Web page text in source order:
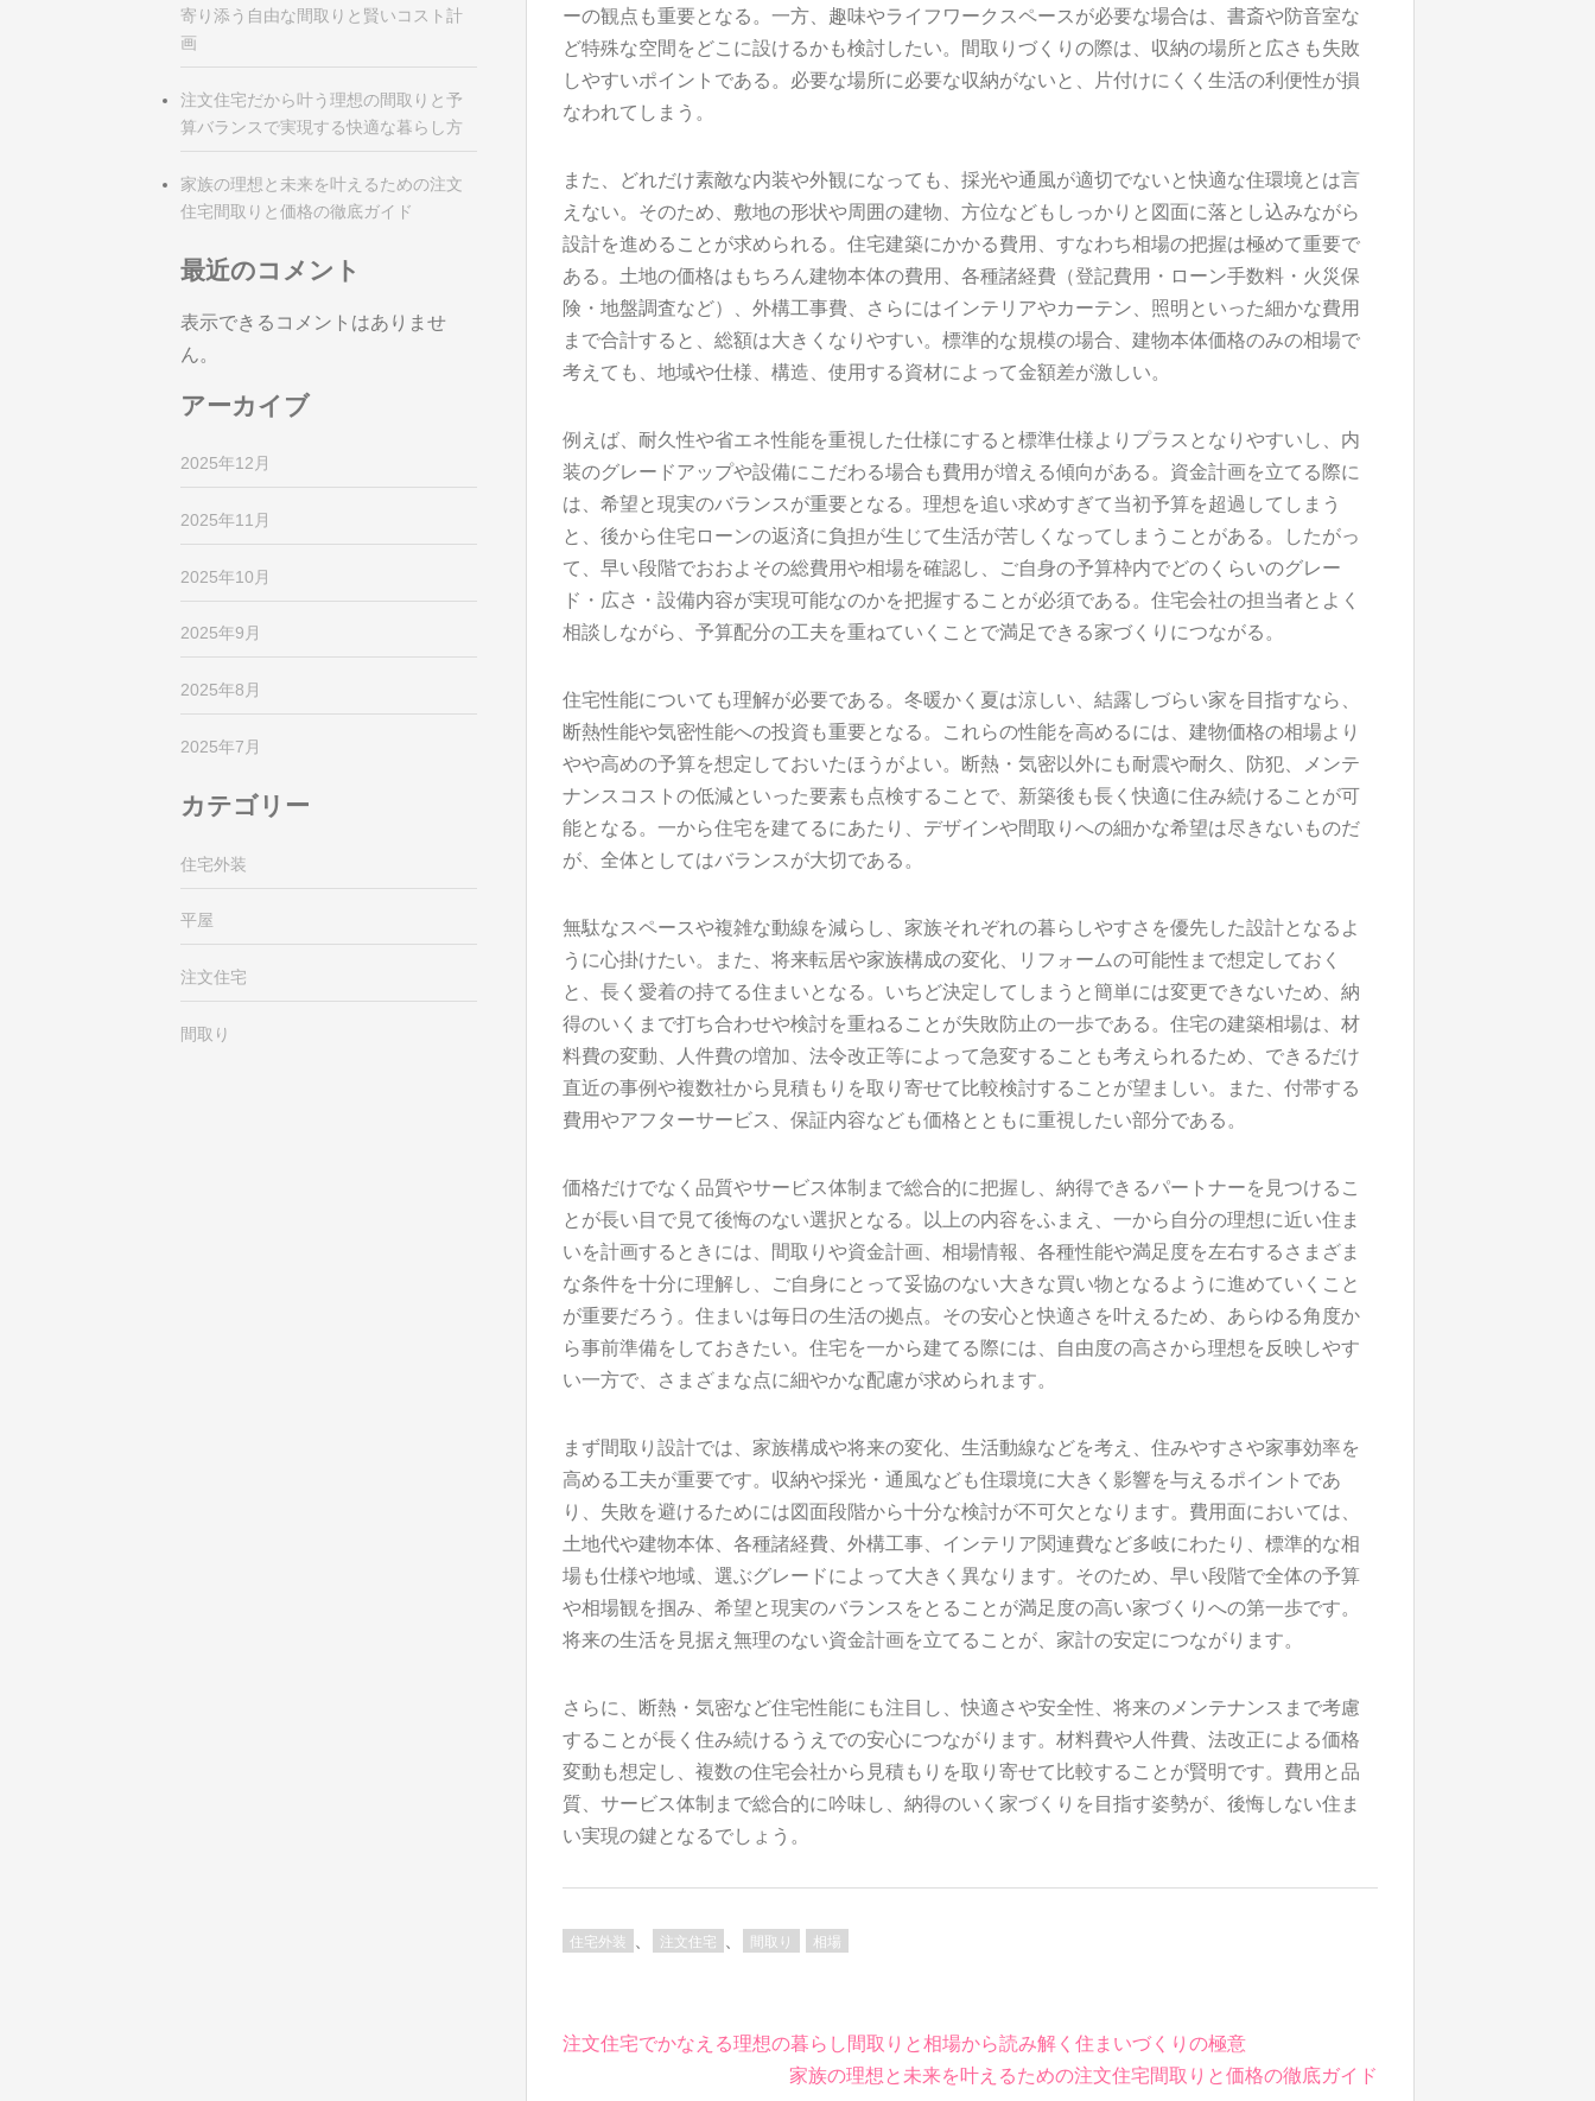
ーの観点も重要となる。一方、趣味やライフワークスペースが必要な場合は、書斎や防音室な
ど特殊な空間をどこに設けるかも検討したい。間取りづくりの際は、収納の場所と広さも失敗
しやすいポイントである。必要な場所に必要な収納がないと、片付けにくく生活の利便性が損
なわれてしまう。
また、どれだけ素敵な内装や外観になっても、採光や通風が適切でないと快適な住環境とは言
えない。そのため、敷地の形状や周囲の建物、方位などもしっかりと図面に落とし込みながら
設計を進めることが求められる。住宅建築にかかる費用、すなわち相場の把握は極めて重要で
ある。土地の価格はもちろん建物本体の費用、各種諸経費（登記費用・ローン手数料・火災保
険・地盤調査など）、外構工事費、さらにはインテリアやカーテン、照明といった細かな費用
まで合計すると、総額は大きくなりやすい。標準的な規模の場合、建物本体価格のみの相場で
考えても、地域や仕様、構造、使用する資材によって金額差が激しい。
例えば、耐久性や省エネ性能を重視した仕様にすると標準仕様よりプラスとなりやすいし、内
装のグレードアップや設備にこだわる場合も費用が増える傾向がある。資金計画を立てる際に
は、希望と現実のバランスが重要となる。理想を追い求めすぎて当初予算を超過してしまう
と、後から住宅ローンの返済に負担が生じて生活が苦しくなってしまうことがある。したがっ
て、早い段階でおおよその総費用や相場を確認し、ご自身の予算枠内でどのくらいのグレー
ド・広さ・設備内容が実現可能なのかを把握することが必須である。住宅会社の担当者とよく
相談しながら、予算配分の工夫を重ねていくことで満足できる家づくりにつながる。
住宅性能についても理解が必要である。冬暖かく夏は涼しい、結露しづらい家を目指すなら、
断熱性能や気密性能への投資も重要となる。これらの性能を高めるには、建物価格の相場より
やや高めの予算を想定しておいたほうがよい。断熱・気密以外にも耐震や耐久、防犯、メンテ
ナンスコストの低減といった要素も点検することで、新築後も長く快適に住み続けることが可
能となる。一から住宅を建てるにあたり、デザインや間取りへの細かな希望は尽きないものだ
が、全体としてはバランスが大切である。
無駄なスペースや複雑な動線を減らし、家族それぞれの暮らしやすさを優先した設計となるよ
うに心掛けたい。また、将来転居や家族構成の変化、リフォームの可能性まで想定しておく
と、長く愛着の持てる住まいとなる。いちど決定してしまうと簡単には変更できないため、納
得のいくまで打ち合わせや検討を重ねることが失敗防止の一歩である。住宅の建築相場は、材
料費の変動、人件費の増加、法令改正等によって急変することも考えられるため、できるだけ
直近の事例や複数社から見積もりを取り寄せて比較検討することが望ましい。また、付帯する
費用やアフターサービス、保証内容なども価格とともに重視したい部分である。
価格だけでなく品質やサービス体制まで総合的に把握し、納得できるパートナーを見つけるこ
とが長い目で見て後悔のない選択となる。以上の内容をふまえ、一から自分の理想に近い住ま
いを計画するときには、間取りや資金計画、相場情報、各種性能や満足度を左右するさまざま
な条件を十分に理解し、ご自身にとって妥協のない大きな買い物となるように進めていくこと
が重要だろう。住まいは毎日の生活の拠点。その安心と快適さを叶えるため、あらゆる角度か
ら事前準備をしておきたい。住宅を一から建てる際には、自由度の高さから理想を反映しやす
い一方で、さまざまな点に細やかな配慮が求められます。
まず間取り設計では、家族構成や将来の変化、生活動線などを考え、住みやすさや家事効率を
高める工夫が重要です。収納や採光・通風なども住環境に大きく影響を与えるポイントであ
り、失敗を避けるためには図面段階から十分な検討が不可欠となります。費用面においては、
土地代や建物本体、各種諸経費、外構工事、インテリア関連費など多岐にわたり、標準的な相
場も仕様や地域、選ぶグレードによって大きく異なります。そのため、早い段階で全体の予算
や相場観を掴み、希望と現実のバランスをとることが満足度の高い家づくりへの第一歩です。
将来の生活を見据え無理のない資金計画を立てることが、家計の安定につながります。
さらに、断熱・気密など住宅性能にも注目し、快適さや安全性、将来のメンテナンスまで考慮
することが長く住み続けるうえでの安心につながります。材料費や人件費、法改正による価格
変動も想定し、複数の住宅会社から見積もりを取り寄せて比較することが賢明です。費用と品
質、サービス体制まで総合的に吟味し、納得のいく家づくりを目指す姿勢が、後悔しない住ま
い実現の鍵となるでしょう。
住宅外装 注文住宅 間取り 相場
投
注文住宅でかなえる理想の暮らし間取りと相場から読み解く住まいづくりの極意
家族の理想と未来を叶えるための注文住宅間取りと価格の徹底ガイド
寄り添う自由な間取りと賢いコスト計
画
注文住宅だから叶う理想の間取りと予
算バランスで実現する快適な暮らし方
家族の理想と未来を叶えるための注文
住宅間取りと価格の徹底ガイド
最近のコメント
表示できるコメントはありませ
ん。
アーカイブ
2025年12月
2025年11月
2025年10月
2025年9月
2025年8月
2025年7月
カテゴリー
住宅外装
平屋
注文住宅
間取り